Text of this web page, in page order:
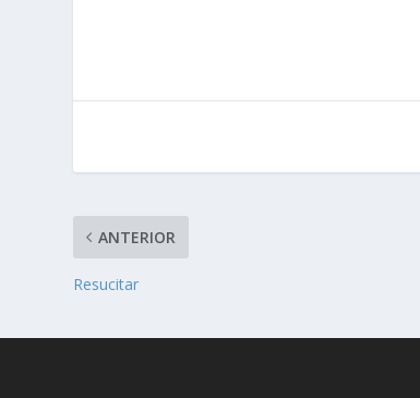
ANTERIOR
Resucitar